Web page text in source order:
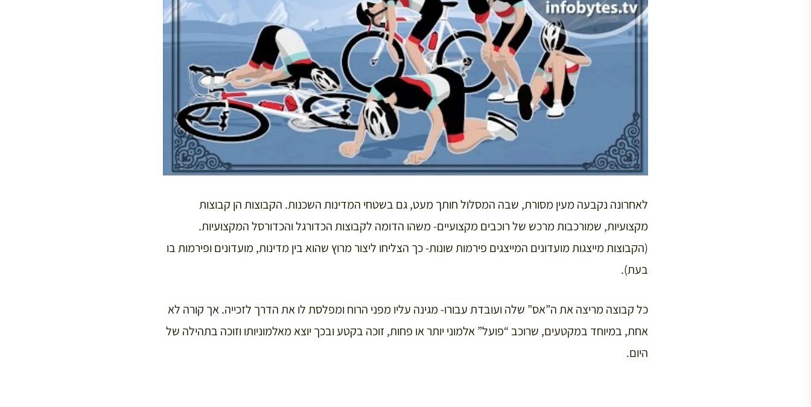
לאחרונה נקבעה מעין מסורת, שבה המסלול חותך מעט, גם בשטחי המדינות השכנות. הקבוצות הן קבוצות
מקצועיות, שמורכבות מרכש של רוכבים מקצועיים- משהו הדומה לקבוצות הכדורגל והכדורסל המקצועיות.
(הקבוצות מייצגות מועדונים המייצגים פירמות שונות- כך הצליחו ליצור מרוץ שהוא בין מדינות, מועדונים ופירמות בו
בעת).
כל קבוצה מריצה את ה”אס” שלה ועובדת עבורו- מגינה עליו מפני הרוח ומפלסת לו את הדרך לזכייה. אך קורה לא
אחת, במיוחד במקטעים, שרוכב “פועל” אלמוני יותר או פחות, זוכה בקטע ובכך יוצא מאלמוניותו וזוכה בתהילה של
היום.